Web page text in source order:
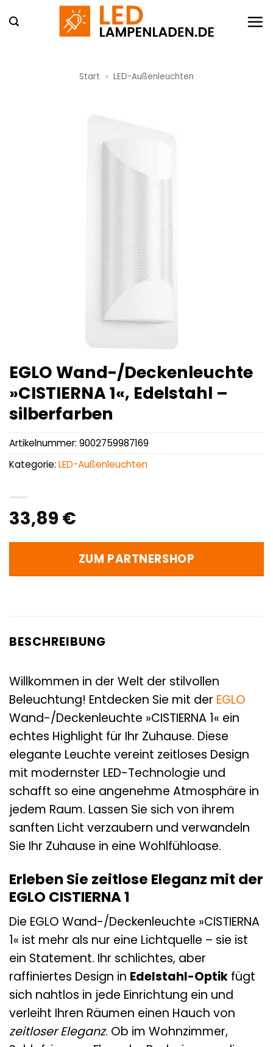
Inhalt
Start » LED-Außenleuchten
EGLO Wand-/Deckenleuchte
»CISTIERNA 1«, Edelstahl –
silberfarben
33,89 €
ZUM PARTNERSHOP
Artikelnummer: 9002759987169
Kategorie: LED-Außenleuchten
BESCHREIBUNG
Willkommen in der Welt der stilvollen
Beleuchtung! Entdecken Sie mit der EGLO
Wand-/Deckenleuchte »CISTIERNA 1« ein
echtes Highlight für Ihr Zuhause. Diese
elegante Leuchte vereint zeitloses Design
mit modernster LED-Technologie und
schafft so eine angenehme Atmosphäre in
jedem Raum. Lassen Sie sich von ihrem
sanften Licht verzaubern und verwandeln
Sie Ihr Zuhause in eine Wohlfühloase.
Erleben Sie zeitlose Eleganz mit der
EGLO CISTIERNA 1
Die EGLO Wand-/Deckenleuchte »CISTIERNA
1« ist mehr als nur eine Lichtquelle – sie ist
ein Statement. Ihr schlichtes, aber
raffiniertes Design in Edelstahl-Optik fügt
sich nahtlos in jede Einrichtung ein und
verleiht Ihren Räumen einen Hauch von
zeitloser Eleganz. Ob im Wohnzimmer,